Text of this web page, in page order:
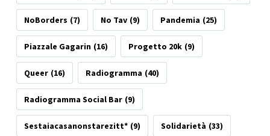
NoBorders (7) No Tav (9) Pandemia (25)
Piazzale Gagarin (16) Progetto 20k (9)
Queer (16) Radiogramma (40)
Radiogramma Social Bar (9)
Sestaiacasanonstarezitt* (9) Solidarietà (33)